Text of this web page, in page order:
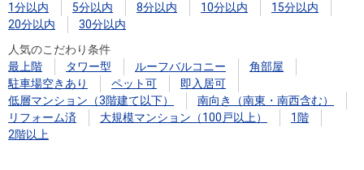
1分以内
5分以内 8分以内 10分以内
15分以内
20分以内
30分以内
人気のこだわり条件
最上階
タワー型 ルーフバルコニー
角部屋
駐車場空きあり
ペット可
即入居可
低層マンション（3階建て以下）
南向き（南東・南西含む）
リフォーム済
大規模マンション（100戸以上）
1階
2階以上